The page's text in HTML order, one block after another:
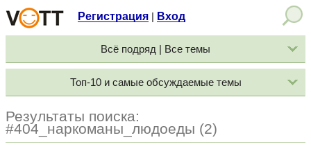
Регистрация Вход
Всё подряд | Все темы
Топ-10 и самые обсуждаемые темы
Результаты поиска:
#404_наркоманы_людоеды (2)